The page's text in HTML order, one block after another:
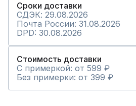
Сроки доставки
СДЭК: 29.08.2026
Почта России: 31.08.2026
DPD: 30.08.2026
Стоимость доставки
С примеркой: от 599 ₽
Без примерки: от 399 ₽